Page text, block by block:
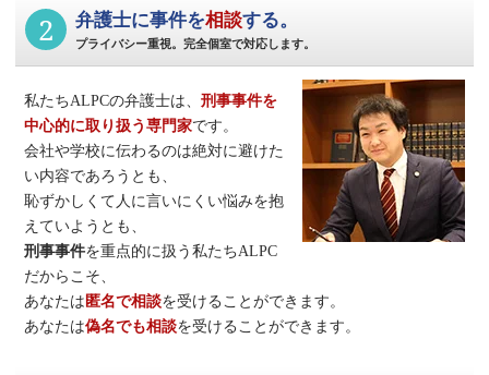
2 弁護士に事件を相談する。
プライバシー重視。完全個室で対応します。
私たちALPCの弁護士は、刑事事件を
中心的に取り扱う専門家です。
会社や学校に伝わるのは絶対に避けた
い内容であろうとも、
恥ずかしくて人に言いにくい悩みを抱
えていようとも、
刑事事件を重点的に扱う私たちALPC
だからこそ、
あなたは匿名で相談を受けることができます。
あなたは偽名でも相談を受けることができます。